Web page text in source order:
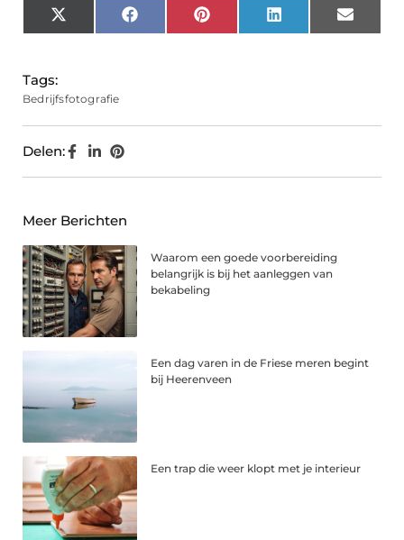
X
(Twitter)
FacebookPinterest LinkedIn Email
Tags:
Bedrijfsfotografie
Delen:
Meer Berichten
Waarom een goede voorbereiding
belangrijk is bij het aanleggen van
bekabeling
Een dag varen in de Friese meren begint
bij Heerenveen
Een trap die weer klopt met je interieur